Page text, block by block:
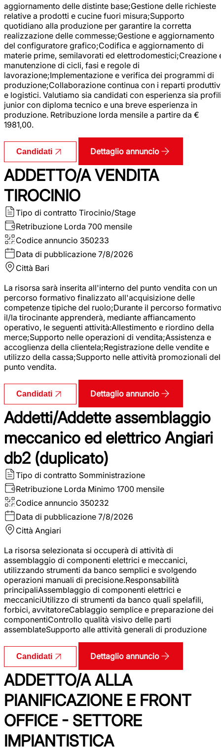
aggiornamento delle distinte base;Gestione delle richieste
relative a prodotti e cucine fuori misura;Supporto
quotidiano alla produzione per garantire la corretta
realizzazione delle commesse;Gestione e aggiornamento
del configuratore grafico;Codifica e aggiornamento di
materie prime, semilavorati ed elettrodomestici;Creazione
manutenzione di cicli, fasi e regole di
lavorazione;Implementazione e verifica dei programmi di
produzione;Collaborazione continua con i reparti
e logistici. Valutiamo sia candidati con esperienza sia
junior con diploma tecnico e una breve esperienza in
produzione. Retribuzione lorda mensile a partire da €
1981,00.
Candidati Dettaglio annuncio
ADDETTO/A VENDITA
TIROCINIO
Tipo di contratto Tirocinio/Stage
Retribuzione Lorda 700 mensile
Codice annuncio 350233
Data di pubblicazione 7/8/2026
Città Bari
La risorsa sarà inserita all'interno del punto vendita con un
percorso formativo finalizzato all'acquisizione delle
competenze tipiche del ruolo;Durante il percorso
il/la tirocinante apprenderà, mediante affiancamento
operativo, le seguenti attività:Allestimento e riordino della
merce;Supporto nelle operazioni di vendita;Assistenza e
accoglienza della clientela;Registrazione delle vendite e
utilizzo della cassa;Supporto nelle attività promozionali del
punto vendita.
Candidati Dettaglio annuncio
Addetti/Addette assemblaggio
meccanico ed elettrico Angiari
db2 (duplicato)
Tipo di contratto Somministrazione
Retribuzione Lorda Minimo 1700 mensile
Codice annuncio 350232
Data di pubblicazione 7/8/2026
Città Angiari
La risorsa selezionata si occuperà di attività di
assemblaggio di componenti elettrici e meccanici,
utilizzando strumenti da banco semplici e svolgendo
operazioni manuali di precisione.Responsabilità
principaliAssemblaggio di componenti elettrici e
meccaniciUtilizzo di strumenti da banco quali spelafili,
forbici, avvitatoreCablaggio semplice e preparazione dei
componentiControllo qualità visivo delle parti
assemblateSupporto alle attività generali di produzione
Candidati Dettaglio annuncio
ADDETTO/A ALLA
PIANIFICAZIONE E FRONT
OFFICE - SETTORE
IMPIANTISTICA